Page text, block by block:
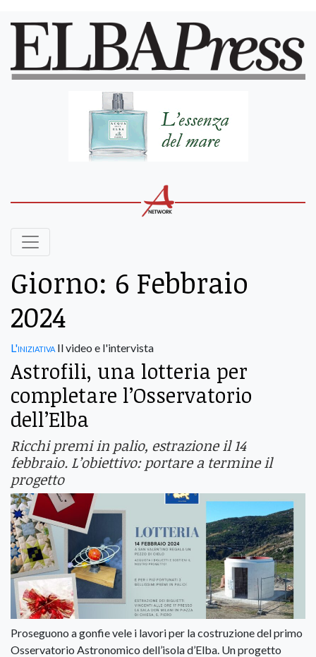
Giorno: 6 Febbraio
2024
L'iniziativa Il video e l'intervista
Astrofili, una lotteria per
completare l’Osservatorio
dell’Elba
Ricchi premi in palio, estrazione il 14
febbraio. L’obiettivo: portare a termine il
progetto
Proseguono a gonfie vele i lavori per la costruzione del primo
Osservatorio Astronomico dell’isola d’Elba. Un progetto